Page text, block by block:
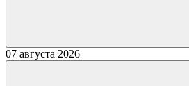
07 августа 2026